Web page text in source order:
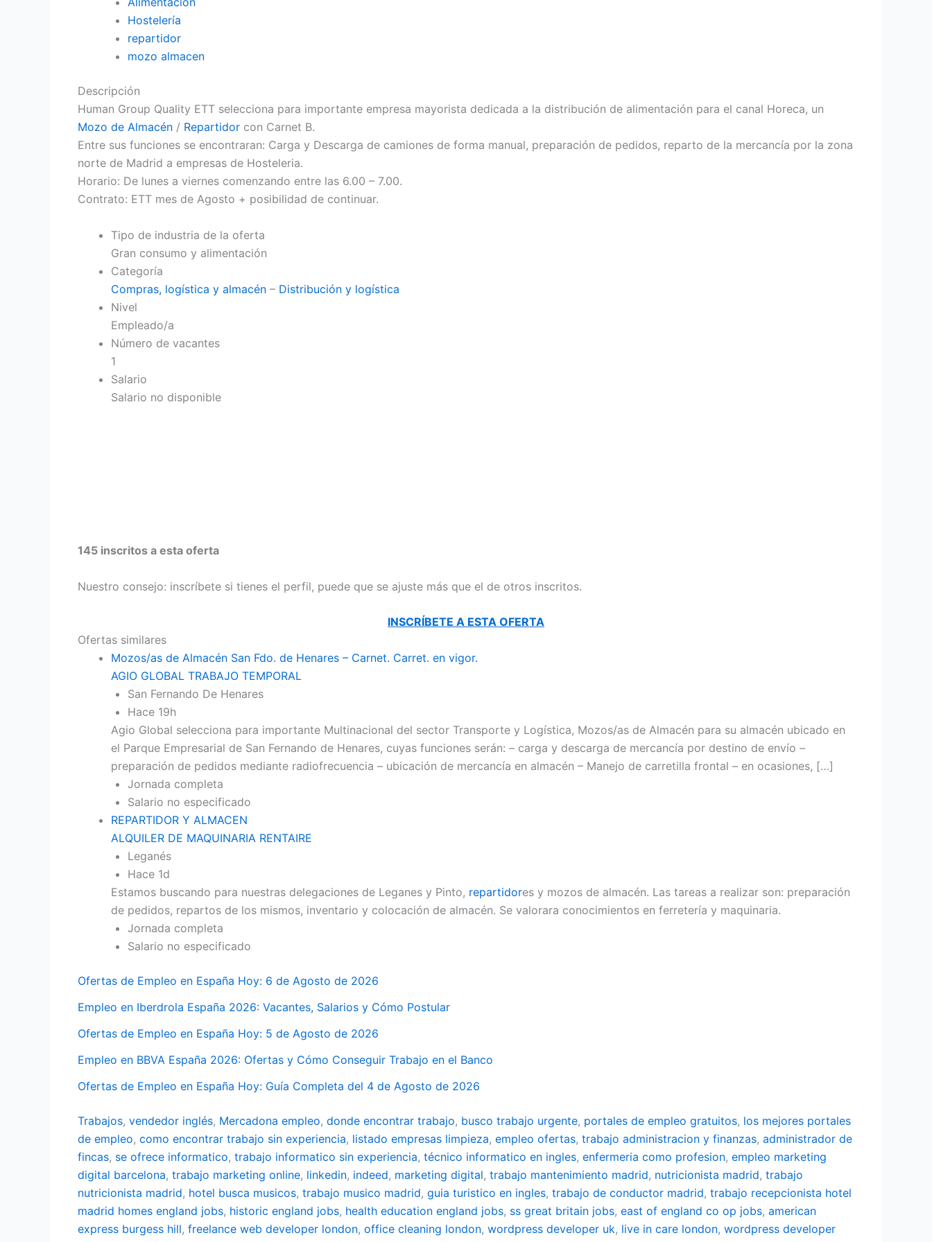
Hostelería
repartidor
mozo almacen
Descripción
Human Group Quality ETT selecciona para importante empresa mayorista dedicada a la distribución de alimentación para el canal Horeca, un
Mozo de Almacén / Repartidor con Carnet B.
Entre sus funciones se encontraran: Carga y Descarga de camiones de forma manual, preparación de pedidos, reparto de la mercancía por la zona
norte de Madrid a empresas de Hosteleria.
Horario: De lunes a viernes comenzando entre las 6.00 – 7.00.
Contrato: ETT mes de Agosto + posibilidad de continuar.
Tipo de industria de la oferta
Gran consumo y alimentación
Categoría
Compras, logística y almacén – Distribución y logística
Nivel
Empleado/a
Número de vacantes
1
Salario
Salario no disponible
145 inscritos a esta oferta
Nuestro consejo: inscríbete si tienes el perfil, puede que se ajuste más que el de otros inscritos.
INSCRÍBETE A ESTA OFERTA
Ofertas similares
Mozos/as de Almacén San Fdo. de Henares – Carnet. Carret. en vigor.
AGIO GLOBAL TRABAJO TEMPORAL
San Fernando De Henares
Hace 19h
Agio Global selecciona para importante Multinacional del sector Transporte y Logística, Mozos/as de Almacén para su almacén ubicado en
el Parque Empresarial de San Fernando de Henares, cuyas funciones serán: – carga y descarga de mercancía por destino de envío –
preparación de pedidos mediante radiofrecuencia – ubicación de mercancía en almacén – Manejo de carretilla frontal – en ocasiones, […]
Jornada completa
Salario no especificado
REPARTIDOR Y ALMACEN
ALQUILER DE MAQUINARIA RENTAIRE
Leganés
Hace 1d
Estamos buscando para nuestras delegaciones de Leganes y Pinto, repartidores y mozos de almacén. Las tareas a realizar son: preparación
de pedidos, repartos de los mismos, inventario y colocación de almacén. Se valorara conocimientos en ferretería y maquinaria.
Jornada completa
Salario no especificado
Ofertas de Empleo en España Hoy: 6 de Agosto de 2026
Empleo en Iberdrola España 2026: Vacantes, Salarios y Cómo Postular
Ofertas de Empleo en España Hoy: 5 de Agosto de 2026
Empleo en BBVA España 2026: Ofertas y Cómo Conseguir Trabajo en el Banco
Ofertas de Empleo en España Hoy: Guía Completa del 4 de Agosto de 2026
Trabajos, vendedor inglés, Mercadona empleo, donde encontrar trabajo, busco trabajo urgente, portales de empleo gratuitos, los mejores portales
de empleo, como encontrar trabajo sin experiencia, listado empresas limpieza, empleo ofertas, trabajo administracion y finanzas, administrador de
fincas, se ofrece informatico, trabajo informatico sin experiencia, técnico informatico en ingles, enfermeria como profesion, empleo marketing
digital barcelona, trabajo marketing online, linkedin, indeed, marketing digital, trabajo mantenimiento madrid, nutricionista madrid, trabajo
nutricionista madrid, hotel busca musicos, trabajo musico madrid, guia turistico en ingles, trabajo de conductor madrid, trabajo recepcionista hotel
madrid homes england jobs, historic england jobs, health education england jobs, ss great britain jobs, east of england co op jobs, american
express burgess hill, freelance web developer london, office cleaning london, wordpress developer uk, live in care london, wordpress developer